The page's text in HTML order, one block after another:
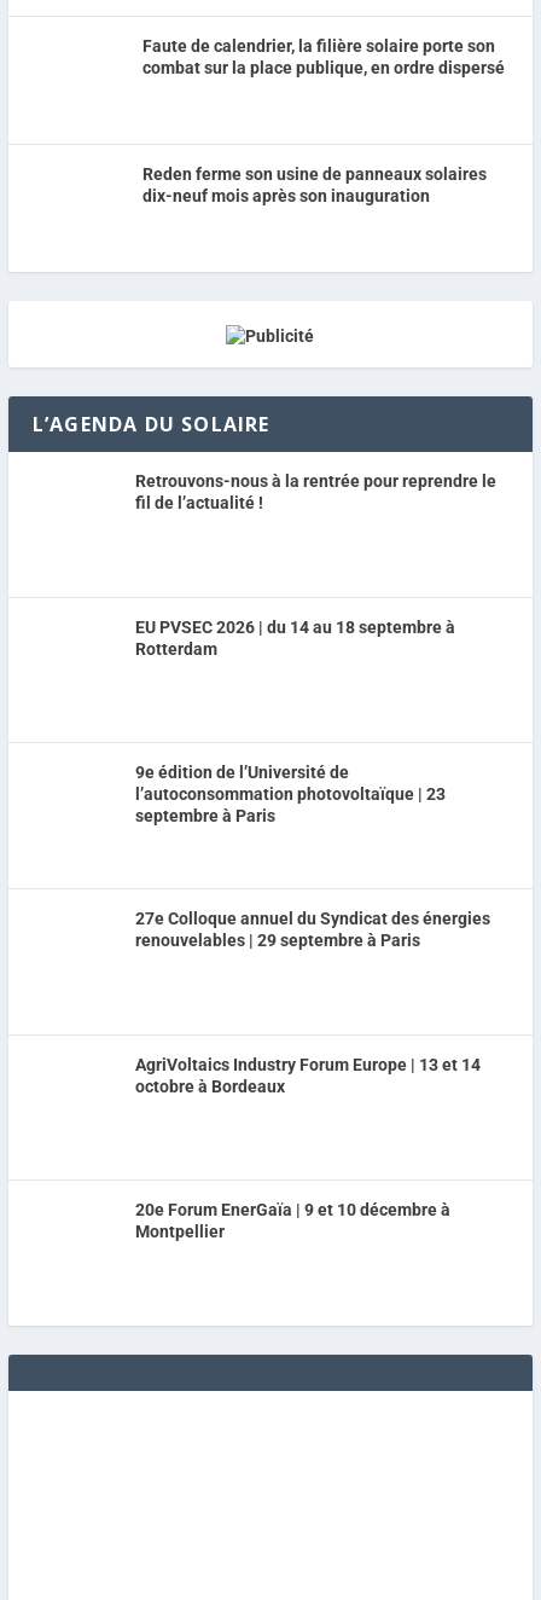
Faute de calendrier, la filière solaire porte son
combat sur la place publique, en ordre dispersé
Reden ferme son usine de panneaux solaires
dix-neuf mois après son inauguration
L’AGENDA DU SOLAIRE
Retrouvons-nous à la rentrée pour reprendre le
fil de l’actualité !
EU PVSEC 2026 | du 14 au 18 septembre à
Rotterdam
9e édition de l’Université de
l’autoconsommation photovoltaïque | 23
septembre à Paris
27e Colloque annuel du Syndicat des énergies
renouvelables | 29 septembre à Paris
AgriVoltaics Industry Forum Europe | 13 et 14
octobre à Bordeaux
20e Forum EnerGaïa | 9 et 10 décembre à
Montpellier